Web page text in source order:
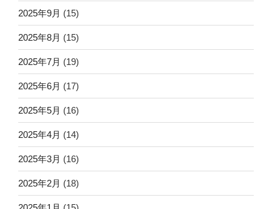
2025年9月 (15)
2025年8月 (15)
2025年7月 (19)
2025年6月 (17)
2025年5月 (16)
2025年4月 (14)
2025年3月 (16)
2025年2月 (18)